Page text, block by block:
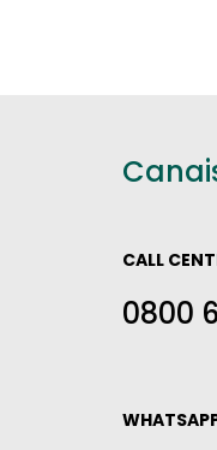
CALL
0800